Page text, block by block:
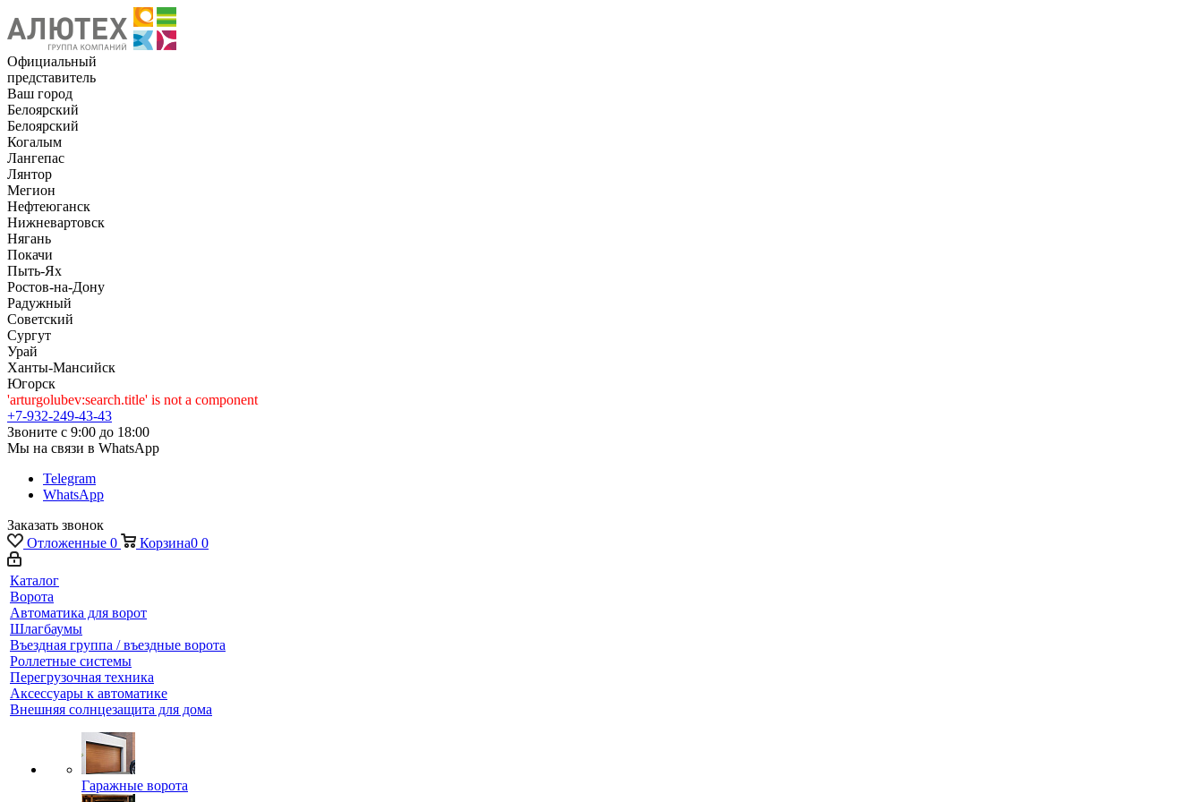
Официальный
представитель
Ваш город
Белоярский
Белоярский
Когалым
Лангепас
Лянтор
Мегион
Нефтеюганск
Нижневартовск
Нягань
Покачи
Пыть-Ях
Рoстов-на-Дону
Радужный
Советский
Сургут
Урай
Ханты-Мансийск
Югорск
'arturgolubev:search.title' is not a component
+7-932-249-43-43
Звоните с 9:00 до 18:00
Мы на связи в WhatsApp
Telegram
WhatsApp
Заказать звонок
Отложенные 0 Корзина0 0
Каталог
Ворота
Автоматика для ворот
Шлагбаумы
Въездная группа / въездные ворота
Роллетные системы
Перегрузочная техника
Аксессуары к автоматике
Внешняя солнцезащита для дома
Гаражные ворота